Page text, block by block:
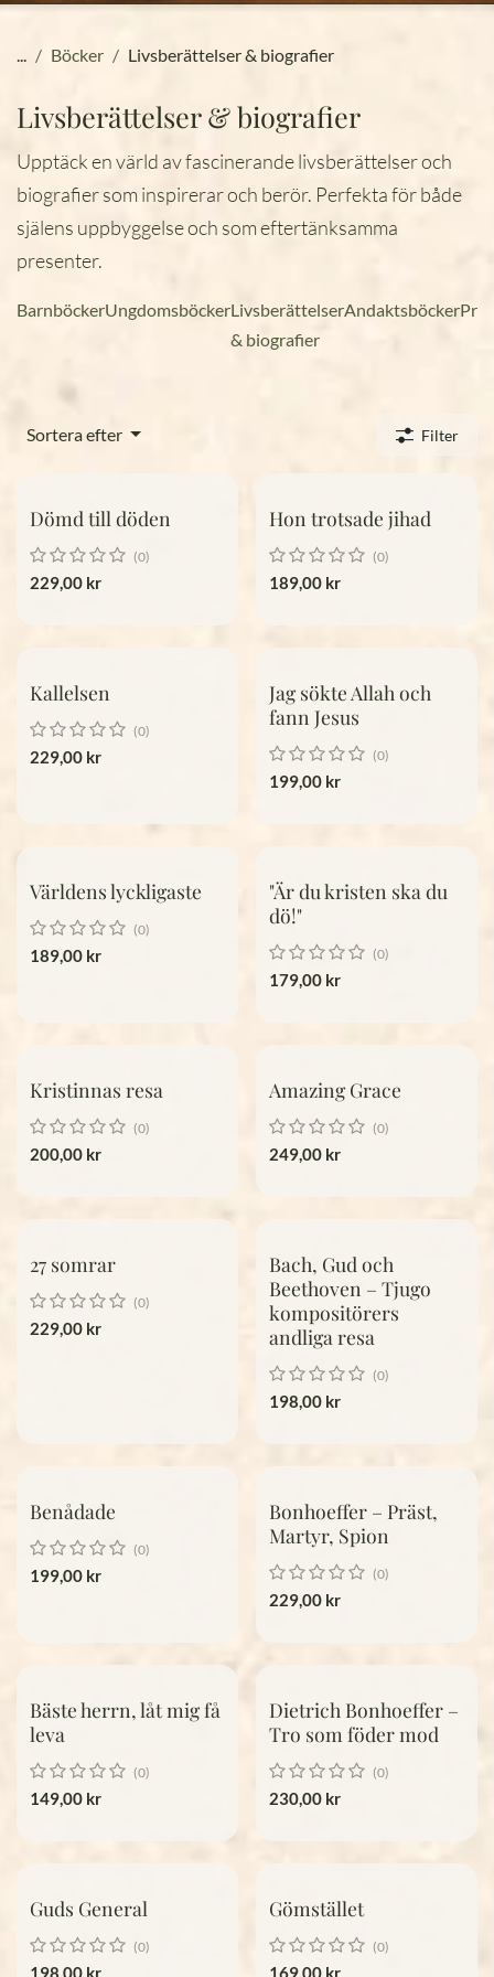
... Böcker Livsberättelser & biografier
Livsberättelser & biografier
Upptäck en värld av fascinerande livsberättelser och
biografier som inspirerar och berör. Perfekta för både
själens uppbyggelse och som eftertänksamma
presenter.
BarnböckerUngdomsböckerLivsberättelser
& biografier
Andaktsböcker
Sortera efter Filter
Dömd till döden
(0)
229,00 kr
Hon trotsade jihad
(0)
189,00kr
Kallelsen
(0)
229,00 kr
Jag sökte Allah och
fann Jesus
(0)
199,00kr
Världens lyckligaste
(0)
189,00 kr
"Är du kristen ska du
dö!"
(0)
179,00kr
Kristinnas resa
(0)
200,00 kr
Amazing Grace
(0)
249,00kr
27 somrar
(0)
229,00 kr
Bach, Gud och
Beethoven – Tjugo
kompositörers
andliga resa
(0)
198,00kr
Benådade
(0)
199,00 kr
Bonhoeffer – Präst,
Martyr, Spion
(0)
229,00kr
Bäste herrn, låt mig få
leva
(0)
149,00 kr
Dietrich Bonhoeffer –
Tro som föder mod
(0)
230,00kr
Guds General
(0)
198,00 kr
Gömstället
(0)
169,00kr